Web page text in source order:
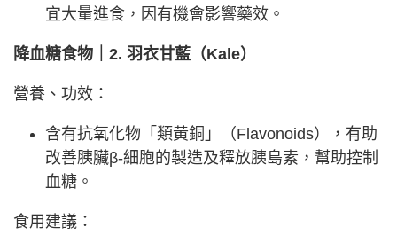
宜大量進食，因有機會影響藥效。
降血糖食物｜2. 羽衣甘藍（Kale）
營養、功效：
含有抗氧化物「類黃銅」（Flavonoids），有助
改善胰臟β-細胞的製造及釋放胰島素，幫助控制
血糖。
食用建議：